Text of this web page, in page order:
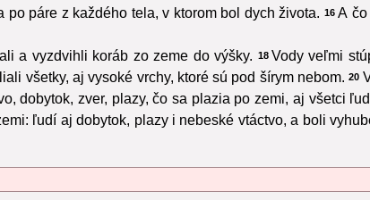
po páre z každého tela, v ktorom bol dych života. 16 A čo
a vyzdvihli koráb zo zeme do výšky. 18 Vody veľmi
všetky, aj vysoké vrchy, ktoré sú pod šírym nebom. 20
dobytok, zver, plazy, čo sa plazia po zemi, aj všetci
ľudí aj dobytok, plazy i nebeské vtáctvo, a boli